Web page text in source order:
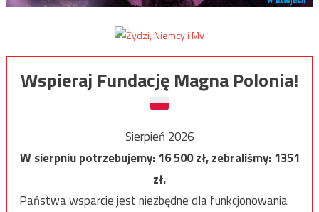
Wspieraj Fundację Magna Polonia!
Sierpień 2026
W sierpniu potrzebujemy:16 500zł, zebraliśmy:1351
zł.
Państwa wsparcie jest niezbędne dla funkcjonowania